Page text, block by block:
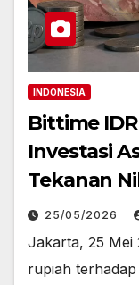
INDONESIA
Bittime
Investasi
Tekanan
25/05/2026
Jakarta, 25 Mei
rupiah